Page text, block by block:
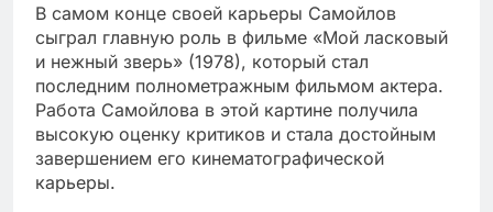
В самом конце своей карьеры Самойлов
сыграл главную роль в фильме «Мой ласковый
и нежный зверь» (1978), который стал
последним полнометражным фильмом актера.
Работа Самойлова в этой картине получила
высокую оценку критиков и стала достойным
завершением его кинематографической
карьеры.